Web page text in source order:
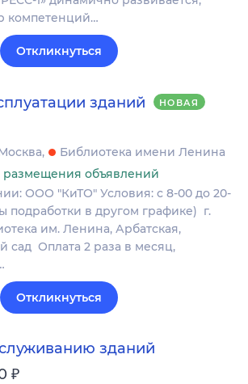
компетенций…
Откликнуться
зданий НОВАЯ
Библиотека имени Ленина
размещения объявлений
ООО "КиТО" Условия: с 8-00 до 20-
подработки в другом графике) г.
им. Ленина‚ Арбатская‚
сад Оплата 2 раза в месяц‚
Откликнуться
зданий
₽